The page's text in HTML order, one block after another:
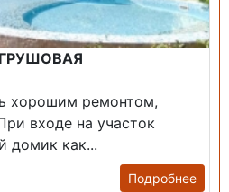
хорошим ремонтом,
входе на участок
домик как...
Подробнее